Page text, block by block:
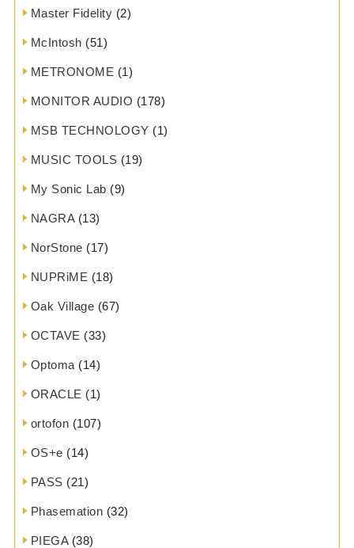
Master Fidelity (2)
McIntosh (51)
METRONOME (1)
MONITOR AUDIO (178)
MSB TECHNOLOGY (1)
MUSIC TOOLS (19)
My Sonic Lab (9)
NAGRA(13)
NorStone (17)
NUPRiME (18)
Oak Village (67)
OCTAVE (33)
Optoma (14)
ORACLE (1)
ortofon (107)
OS+e (14)
PASS (21)
Phasemation (32)
PIEGA(38)